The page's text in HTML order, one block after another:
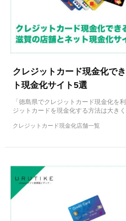
クレジットカード現金化で
ト現金化サイト5選
「徳島県でクレジットカード現金化を
ジットカードを現金化する方法は大き
クレジットカード現金化店舗一覧